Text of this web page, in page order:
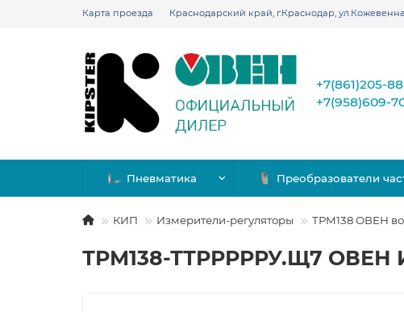
Карта проезда Краснодарский край, г.Краснодар,
+7(861)205-
+7(958)609-
Пневматика Преобразователи
КИП Измерители-регуляторы ТРМ138 ОВЕН
ТРМ138-ТТРРРРРУ.Щ7 ОВЕН